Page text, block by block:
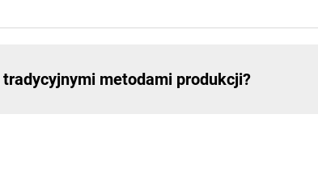
metodami produkcji?